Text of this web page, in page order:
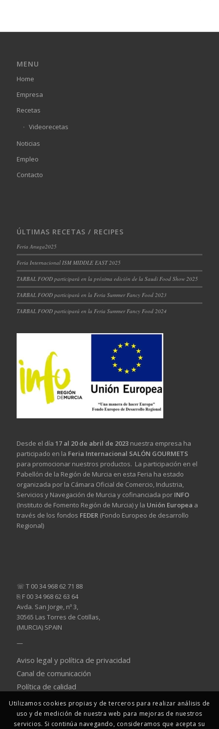
MENU
Home
Empresa
Recetas
Videorecetas
Noticias
Empleo
Contacto
ÚLTIMAS RECETAS / RECIPES
Feria Anuga2025
Feria Internacional ISM MIDDLE EAST 2025
TARBAL FOOD participará en la próxima edición de la Saudi Food Show 2025
TARBAL FOOD participará en la Feria Summer Fancy Food 2023
TARBAL FOOD participará en la Feria Summer Fancy Food 2024
Desde el día 17 al 20 de abril de 2023nuestra empresa ha
participado en la Feria Internacional SALÓN GOURMETS
para promocionar nuestros productos. La participación en el
Pabellón de la Región de Murcia en esta Feria ha estado
organizada por la Cámara Oficial de Comercio, Industria,
Servicios y Navegación de Murcia y cofinanciada por INFO
(Instituto de Fomento Región de Murcia) y la Unión Europea a
través de los fondos FEDER(Fondo Europeo de desarrollo
Regional)
☏ T 00 34 968 62 71 88
⎘ F 00 34 968 62 63 64
Avda. San Jorge, nº 3,
30565 Las Torres de Cotillas,
(MURCIA) SPAIN
—
Aviso legal y política de privacidad
Canal de comunicación
Política de calidad
Utilizamos cookies propias y de terceros para realizar análisis de
uso y de medición de nuestra web para mejoras de nuestros
servicios. Si continúa navegando, consideramos que acepta su